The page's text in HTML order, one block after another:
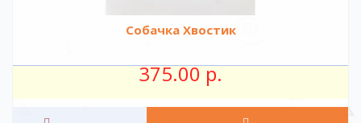
Собачка Хвостик
375.00 р.